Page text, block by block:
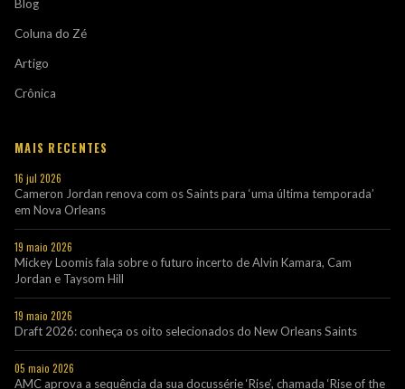
Blog
Coluna do Zé
Artigo
Crônica
MAIS RECENTES
16 jul 2026
Cameron Jordan renova com os Saints para ‘uma última temporada’
em Nova Orleans
19 maio 2026
Mickey Loomis fala sobre o futuro incerto de Alvin Kamara, Cam
Jordan e Taysom Hill
19 maio 2026
Draft 2026: conheça os oito selecionados do New Orleans Saints
05 maio 2026
AMC aprova a sequência da sua docussérie ‘Rise’, chamada ‘Rise of the